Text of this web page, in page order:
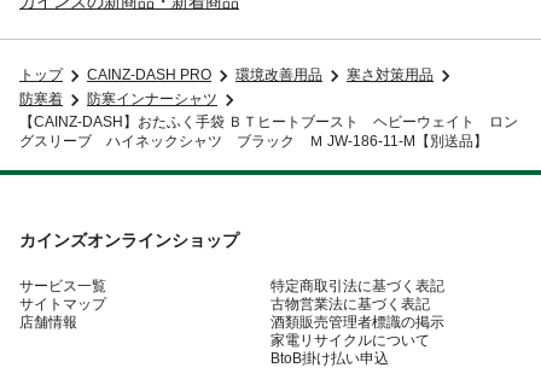
トップ CAINZ-DASH PRO 環境改善用品
寒さ対策用品
防寒着
防寒インナーシャツ
【CAINZ-DASH】おたふく手袋 ＢＴヒートブースト ヘビーウェイト ロン
グスリーブ ハイネックシャツ ブラック Ｍ JW-186-11-M【別送品】
カインズオンラインショップ
サービス一覧
サイトマップ
店舗情報
特定商取引法に基づく表記
古物営業法に基づく表記
酒類販売管理者標識の掲示
家電リサイクルについて
BtoB掛け払い申込